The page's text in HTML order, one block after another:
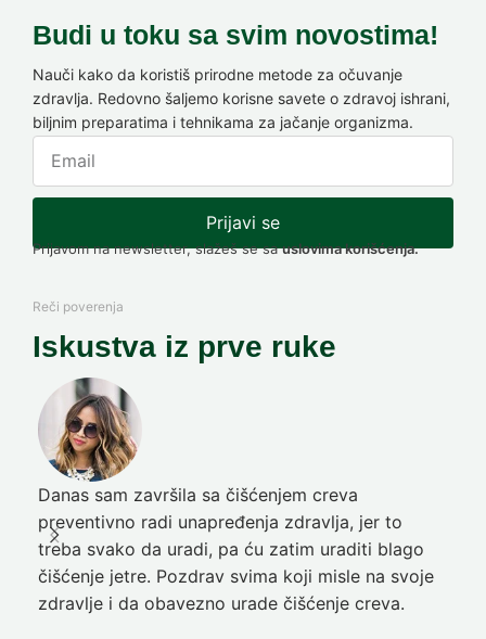
Budi u toku sa svim novostima!
Nauči kako da koristiš prirodne metode za očuvanje
zdravlja. Redovno šaljemo korisne savete o zdravoj ishrani,
biljnim preparatima i tehnikama za jačanje organizma.
Prijavi se
Prijavom na newsletter, slažeš se sauslovima korišćenja.
Reči poverenja
Iskustva iz prve ruke
Danas sam završila sa čišćenjem creva
preventivno radi unapređenja zdravlja, jer to
treba svako da uradi, pa ću zatim uraditi blago
čišćenje jetre. Pozdrav svima koji misle na svoje
zdravlje i da obavezno urade čišćenje creva.